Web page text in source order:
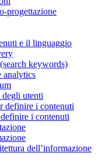
progettazione
e il linguaggio
keywords)
analytics
utenti
definire i contenuti
i contenuti
dell’informazione